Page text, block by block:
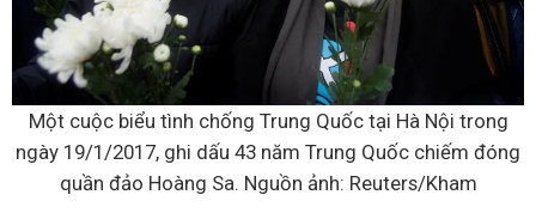
Một cuộc biểu tình chống Trung Quốc tại Hà Nội trong
ngày 19/1/2017, ghi dấu 43 năm Trung Quốc chiếm đóng
quần đảo Hoàng Sa. Nguồn ảnh: Reuters/Kham